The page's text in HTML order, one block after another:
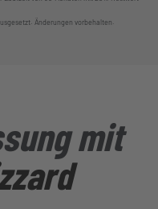
Änderungen vorbehalten.
mit